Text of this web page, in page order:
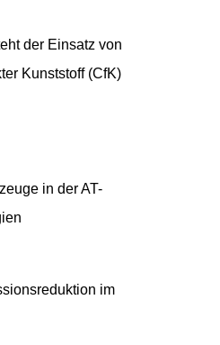
der Einsatz von
Kunststoff (CfK)
in der AT-
im